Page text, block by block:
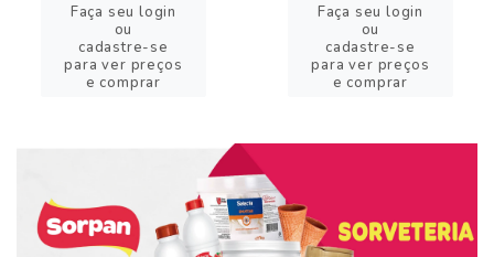
Faça seu login
ou
cadastre-se
para ver preços
e comprar
Faça seu login
ou
cadastre-se
para ver preços
e comprar